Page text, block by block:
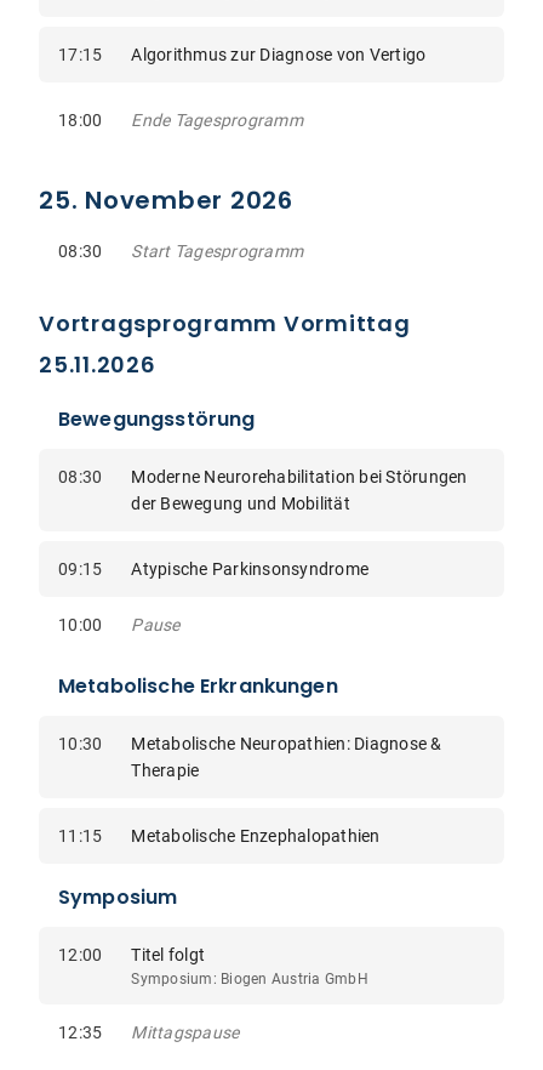
17:15 Algorithmus zur Diagnose von Vertigo
18:00 Ende Tagesprogramm
25. November 2026
08:30 Start Tagesprogramm
Vortragsprogramm Vormittag
25.11.2026
Bewegungsstörung
08:30
Moderne Neurorehabilitation bei Störungen
der Bewegung und Mobilität
09:15 Atypische Parkinsonsyndrome
10:00 Pause
Metabolische Erkrankungen
10:30
Metabolische Neuropathien: Diagnose &
Therapie
11:15 Metabolische Enzephalopathien
Symposium
12:00 Titel folgt
Symposium: Biogen Austria GmbH
12:35 Mittagspause